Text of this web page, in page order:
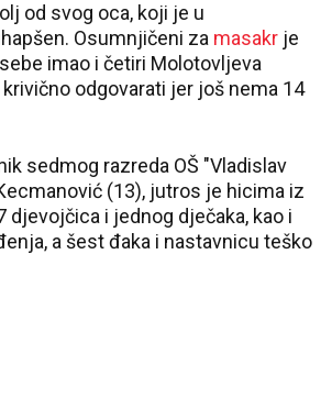
od svog oca, koji je u
Osumnjičeni za masakr je
imao i četiri Molotovljeva
krivično odgovarati jer još nema 14
sedmog razreda OŠ "Vladislav
(13), jutros je hicima iz
djevojčica i jednog dječaka, kao i
a šest đaka i nastavnicu teško